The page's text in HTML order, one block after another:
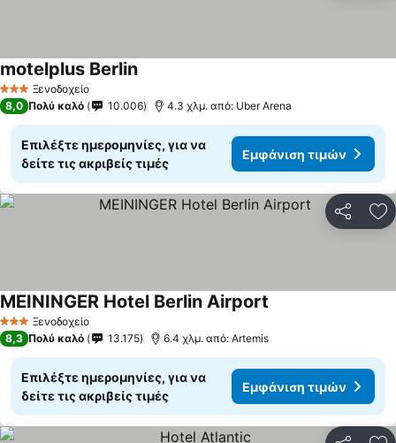
3 ΑστέριαΞενοδοχείο
motelplus Berlin
8,0 Πολύ καλό 10.006 4.3 χλμ. από: Uber Arena
Επιλέξτε ημερομηνίες, για να
δείτε τις ακριβείς τιμές
Εμφάνιση τιμών
3 ΑστέριαΞενοδοχείο
MEININGER Hotel Berlin Airport
8,3 Πολύ καλό 13.175 6.4 χλμ. από: Artemis
Επιλέξτε ημερομηνίες, για να
δείτε τις ακριβείς τιμές
Εμφάνιση τιμών